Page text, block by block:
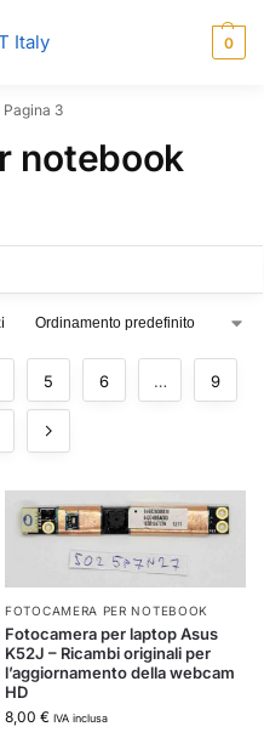
Italy 0
Pagina 3
notebook
5 6 … 9
FOTOCAMERA PER NOTEBOOK
Fotocamera per laptop Asus
K52J – Ricambi originali per
l’aggiornamento della webcam
HD
8,00 € IVA inclusa